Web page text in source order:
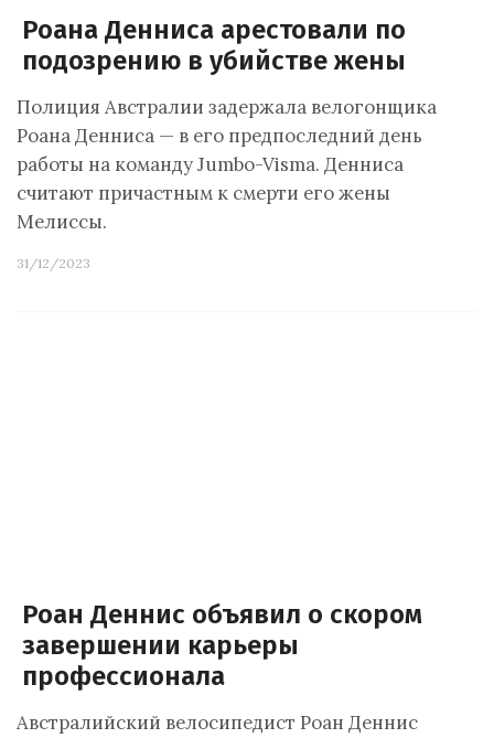
Роана Денниса арестовали по
подозрению в убийстве жены
Полиция Австралии задержала велогонщика
Роана Денниса — в его предпоследний день
работы на команду Jumbo-Visma. Денниса
считают причастным к смерти его жены
Мелиссы.
31/12/2023
Роан Деннис объявил о скором
завершении карьеры
профессионала
Австралийский велосипедист Роан Деннис